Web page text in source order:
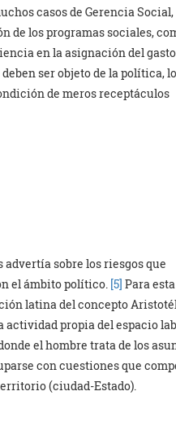
casos de Gerencia Social,
de los programas sociales,
en la asignación del
ser objeto de la política,
de meros receptáculos
sobre los riesgos que
el ámbito político. [5] Para esta
latina del concepto
actividad propia del espacio
el hombre trata de los
con cuestiones que
(ciudad-Estado).